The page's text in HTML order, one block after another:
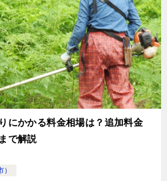
にかかる料金相場は？追加料金
で解説